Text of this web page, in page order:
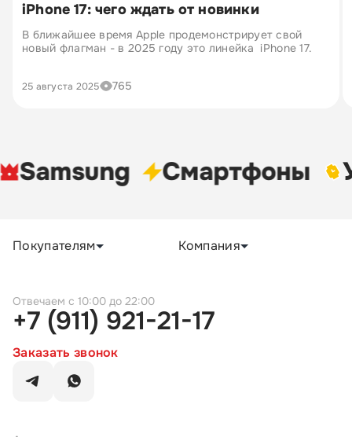
iPhone 17: чего ждать от новинки
В ближайшее время Apple продемонстрирует свой
новый флагман - в 2025 году это линейка iPhone 17.
25 августа 2025 765
Cмартфоны
Покупателям Компания
c 10:00 до 22:00
+7 (911) 921-21-17
Заказать звонок